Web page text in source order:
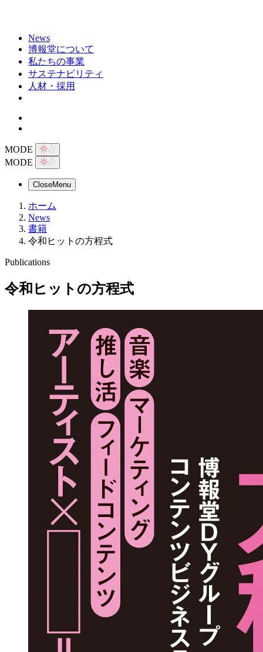
News
博報堂について
私たちの事業
サステナビリティ
人材・採用
MODE
MODE
CloseMenu
ホーム
News
書籍
令和ヒットの方程式
Publications
令和ヒットの方程式